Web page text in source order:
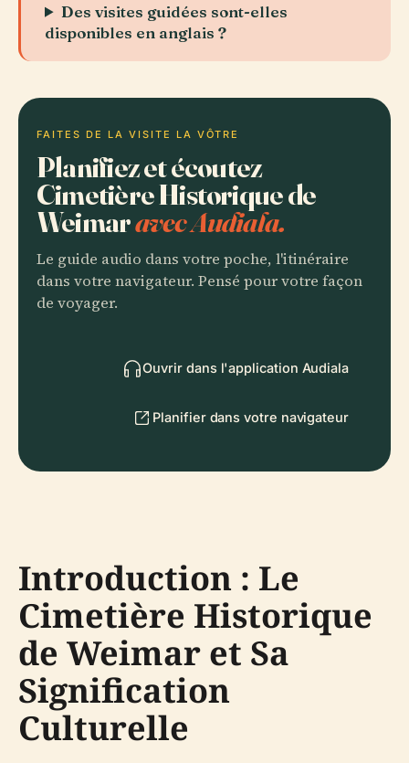
Des visites guidées sont-elles
disponibles en anglais ?
FAITES DE LA VISITE LA VÔTRE
Planifiez et écoutez
Cimetière Historique de
Weimaravec Audiala.
Le guide audio dans votre poche, l'itinéraire
dans votre navigateur. Pensé pour votre façon
de voyager.
Ouvrir dans l'application Audiala
Planifier dans votre navigateur
Introduction : Le
Cimetière Historique
de Weimar et Sa
Signification
Culturelle